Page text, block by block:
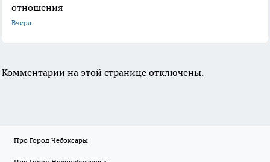
отношения
Вчера
Комментарии на этой странице отключены.
Про Город Чебоксары